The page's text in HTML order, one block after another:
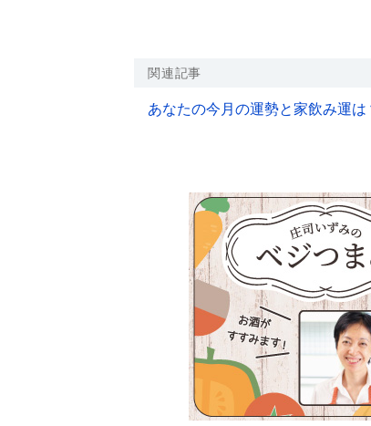
関連記事
あなたの今月の運勢と家飲み運は